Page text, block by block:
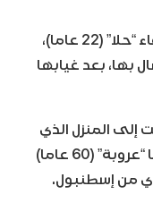
وقالت مصادر أمنية للأناضول، إن أصدقاء “حلا” (22 عاما)،
بها، بعد غيابها
إلى المنزل الذي
تسكن فيه الشابة السورية مع والدتها “عروبة” (60 عاما)
من إسطنبول.